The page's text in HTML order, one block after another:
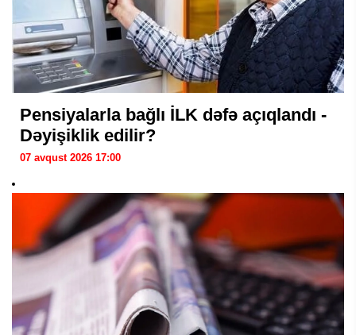
Pensiyalarla bağlı İLK dəfə açıqlandı -
Dəyişiklik edilir?
07 avqust 2026 17:00